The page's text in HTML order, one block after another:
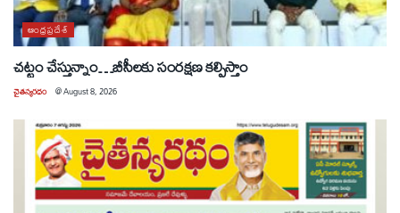
ఆంధ్రప్రదేశ్
చట్టం చేస్తున్నాం…బీసీలకు సంరక్షణ కల్పిస్తాం
చైతన్యరధం @August 8, 2026